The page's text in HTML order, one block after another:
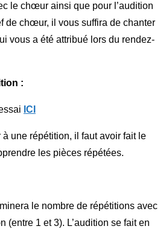
le chœur ainsi que pour l’audition
de chœur, il vous suffira de chanter
vous a été attribué lors du rendez-
:
ICI
une répétition, il faut avoir fait le
les pièces répétées.
le nombre de répétitions avec
(entre 1 et 3). L’audition se fait en